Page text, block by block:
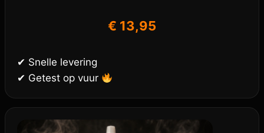
€ 13,95
✔ Snelle levering
✔ Getest op vuur